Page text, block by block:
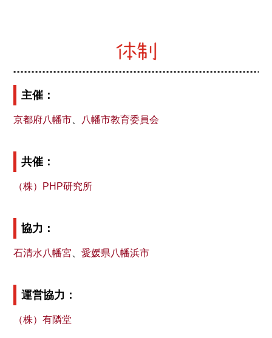
第五回徒然草エッセイ大賞の
2022.03.22
入選作品
2021.03.22
授賞式を仁和寺御室会館で行いました。
第五回徒然草エッセイ大賞授賞式
掲載しました。
2022.02.28
はこちら
2021.10.14
応募を締め切りました。多くのご応募をいただき、あり
2021.09.27
選考委員長・山極 壽一さんによる記念講演会を開催し
主催：
京都府八幡市 八幡市教育委員会
共催：
（株）PHP研究所
協力：
石清水八幡宮 、愛媛県八幡浜市
運営協力：
（株）有隣堂